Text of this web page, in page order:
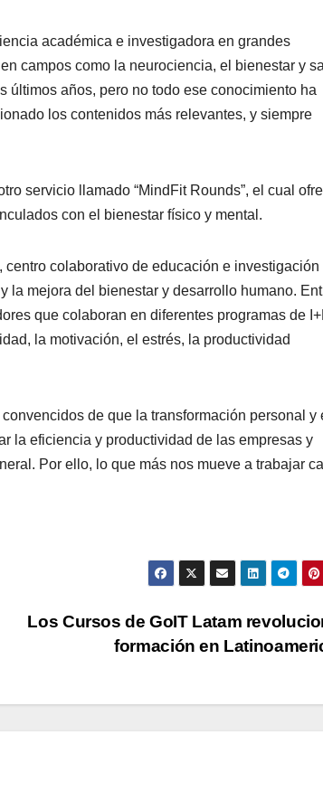
académica e investigadora en grandes
campos como la neurociencia, el bienestar y
últimos años, pero no todo ese conocimiento ha
los contenidos más relevantes, y siempre
servicio llamado “MindFit Rounds”, el cual
con el bienestar físico y mental.
colaborativo de educación e investigación
la mejora del bienestar y desarrollo humano.
que colaboran en diferentes programas de
la motivación, el estrés, la productividad
de que la transformación personal y
la eficiencia y productividad de las empresas y
Por ello, lo que más nos mueve a trabajar
Los Cursos de GoIT Latam
formación en